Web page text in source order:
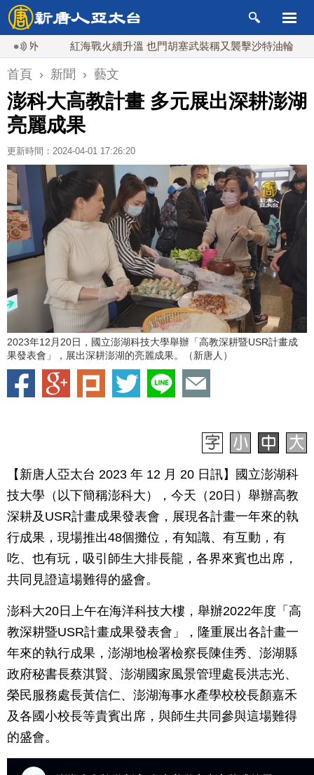
紅海戰火續升溫 也門胡塞武裝稱又襲擊沙特油輪 台灣漢
首頁 › 新聞 › 藝文
澎科大高教計畫 多元展出深耕澎湖
亮麗成果
更新時間：2024-04-01 17:26:20
2023年12月20日，國立澎湖科技大學舉辦「高教深耕暨USR計畫成
果發表會」，展出深耕澎湖的亮麗成果。（新唐人）
【新唐人亞太台 2023 年 12 月 20 日訊】國立澎湖科
技大學（以下簡稱澎科大），今天（20日）舉辦高教
深耕及USR計畫成果發表會，展現各計畫一年來的執
行成果，現場推出48個攤位，有知識、有互動，有
吃、也有玩，吸引師生大排長龍，各界來賓也出席，
共同見證這場難得的盛會。
澎科大20日上午在海洋科技大樓，舉辦2022年度「高
教深耕暨USR計畫成果發表會」，隆重展出各計畫一
年來的執行成果，澎湖地檢署檢察長陳佳秀、澎湖縣
政府秘書長蔡淇賢、澎湖國家風景管理處長洪志光、
榮民服務處長黃信仁、澎湖海事水產學校校長顏嘉禾
及各國小校長等貴賓出席，與師生共同參與這場難得
的盛會。